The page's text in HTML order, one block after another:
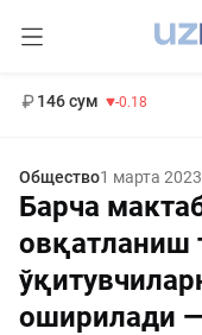
146 сум -0.18
Общество1 марта 2023
Барча
овқатланиш
оширилади